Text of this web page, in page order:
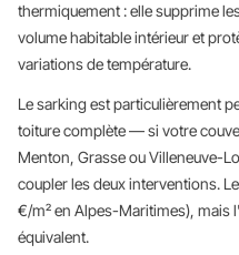
thermiquement : elle supprime
volume habitable intérieur et
variations de température.
Le sarking est particulièrement
toiture complète — si votre
Menton, Grasse ou Villeneuve-
coupler les deux interventions.
€/m² en Alpes-Maritimes), mais
équivalent.